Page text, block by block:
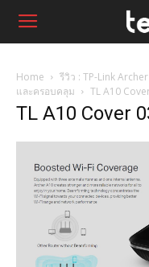
Home
รีวิว : TP-Link
และครอบคลุม
TL A10
TL A10 Cover